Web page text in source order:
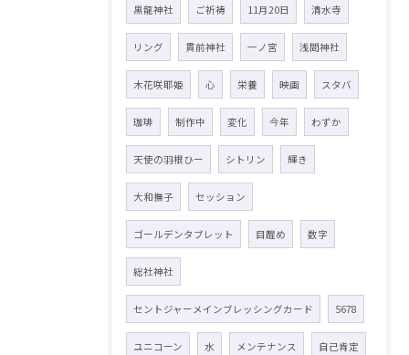
黒龍神社 ご祈祷 11月20日 清水寺
リング 貫前神社 一ノ宮 浅間神社
木花咲耶姫 心 栄養 映画 スタバ
珈琲 制作中 変化 今年 わずか
天使の羽根ひー シトリン 輝き
大和撫子 セッション
ゴールデンタブレット 目醒め 数字
総社神社
セントジャーメインブレッシングカード 5678
ユニコーン 水 メンテナンス 自己肯定